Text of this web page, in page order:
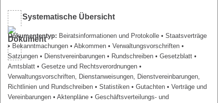
Systematische Übersicht
Dokumententyp: Beiratsinformationen und Protokolle • Staatsverträge
• Bekanntmachungen • Abkommen • Verwaltungsvorschriften •
Satzungen • Dienstvereinbarungen • Rundschreiben • Gesetzblatt •
Amtsblatt • Gesetze und Rechtsverordnungen •
Verwaltungsvorschriften, Dienstanweisungen, Dienstvereinbarungen,
Richtlinien und Rundschreiben • Statistiken • Gutachten • Verträge und
Vereinbarungen • Aktenpläne • Geschäftsverteilungs- und